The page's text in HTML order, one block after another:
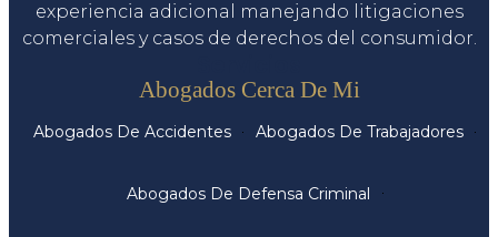
experiencia adicional manejando litigaciones
comerciales y casos de derechos del consumidor.
Abogados Cerca De Mi
Abogados De Accidentes Abogados De Trabajadores
Abogados De Defensa Criminal